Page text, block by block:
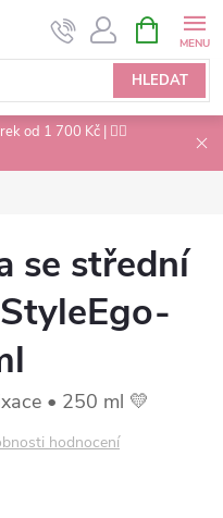
HLEDAT
NÁKUPNÍ
KOŠÍK
od 1 700 Kč | 💇‍♀️
se střední
• 250 ml 💛
hodnocení